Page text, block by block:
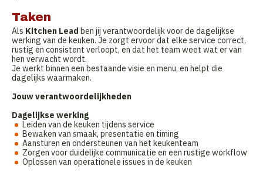
Taken
Als Kitchen Lead ben jij verantwoordelijk voor de dagelijkse
werking van de keuken. Je zorgt ervoor dat elke service correct,
rustig en consistent verloopt, en dat het team weet wat er van
hen verwacht wordt.
Je werkt binnen een bestaande visie en menu, en helpt die
dagelijks waarmaken.
Jouw verantwoordelijkheden
Dagelijkse werking
Leiden van de keuken tijdens service
Bewaken van smaak, presentatie en timing
Aansturen en ondersteunen van het keukenteam
Zorgen voor duidelijke communicatie en een rustige workflow
Oplossen van operationele issues in de keuken